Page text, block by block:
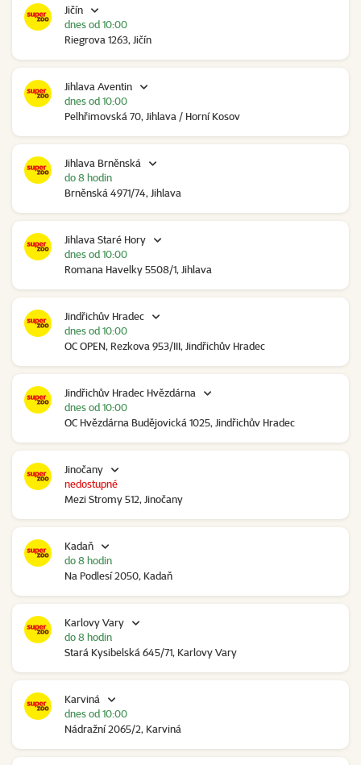
Jičín
Riegrova 1263, Jičín
dnes od 10:00
Jihlava Aventin
Pelhřimovská 70, Jihlava / Horní Kosov
dnes od 10:00
Jihlava Brněnská
Brněnská 4971/74, Jihlava
do 8 hodin
Jihlava Staré Hory
Romana Havelky 5508/1, Jihlava
dnes od 10:00
Jindřichův Hradec
OC OPEN, Rezkova 953/III, Jindřichův Hradec
dnes od 10:00
Jindřichův Hradec Hvězdárna
OC Hvězdárna Budějovická 1025, Jindřichův Hradec
dnes od 10:00
Jinočany
Mezi Stromy 512, Jinočany
nedostupné
Kadaň
Na Podlesí 2050, Kadaň
do 8 hodin
Karlovy Vary
Stará Kysibelská 645/71, Karlovy Vary
do 8 hodin
Karviná
Nádražní 2065/2, Karviná
dnes od 10:00